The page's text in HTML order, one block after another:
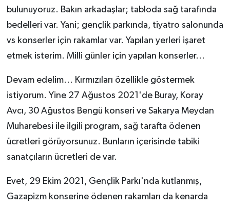
bulunuyoruz. Bakın arkadaşlar; tabloda sağ tarafında
bedelleri var. Yani; gençlik parkında, tiyatro salonunda
vs konserler için rakamlar var. Yapılan yerleri işaret
etmek isterim. Milli günler için yapılan konserler...
Devam edelim... Kırmızıları özellikle göstermek
istiyorum. Yine 27 Ağustos 2021'de Buray, Koray
Avcı, 30 Ağustos Bengü konseri ve Sakarya Meydan
Muharebesi ile ilgili program, sağ tarafta ödenen
ücretleri görüyorsunuz. Bunların içerisinde tabiki
sanatçıların ücretleri de var.
Evet, 29 Ekim 2021, Gençlik Parkı'nda kutlanmış,
Gazapizm konserine ödenen rakamları da kenarda